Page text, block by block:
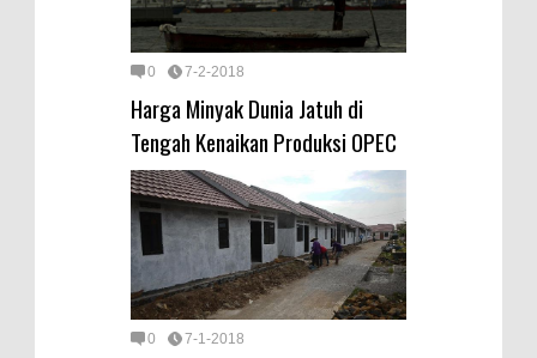
0 7-2-2018
Harga Minyak Dunia Jatuh di
Tengah Kenaikan Produksi OPEC
0 7-1-2018